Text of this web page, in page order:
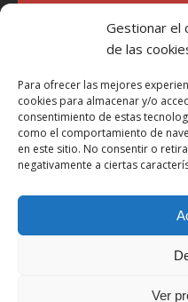
Gestionar el
de las
Para ofrecer las mejores
cookies para almacenar y/o
consentimiento de estas
como el comportamiento de
en este sitio. No consentir o
negativamente a ciertas
Ver
"Soy Manel Hospido, nací
año 2007 he escrito sobre
Millatrece.com es una
participa"
Aviso Legal
Política de Privacidad
Más Información sobre Cookies